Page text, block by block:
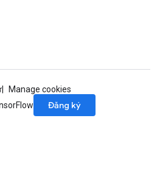
Manage cookies
Đăng ký